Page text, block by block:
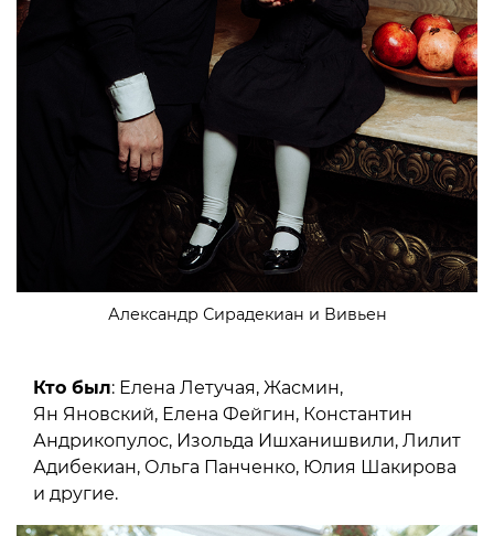
Александр Сирадекиан и Вивьен
Кто был: Елена Летучая, Жасмин,
Ян Яновский, Елена Фейгин, Константин
Андрикопулос, Изольда Ишханишвили, Лилит
Адибекиан, Ольга Панченко, Юлия Шакирова
и другие.